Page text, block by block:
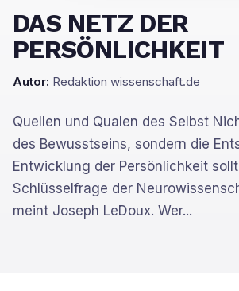
DAS NETZ DER
PERSÖNLICHKEIT
Autor: Redaktion wissenschaft.de
Quellen und Qualen des Selbst
des Bewusstseins, sondern die
Entwicklung der Persönlichkeit
Schlüsselfrage der
meint Joseph LeDoux. Wer...